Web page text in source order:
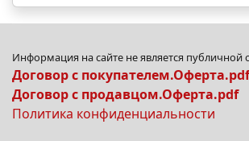
Информация на сайте не является публичной
Договор с покупателем.Оферта.pdf
Договор с продавцом.Оферта.pdf
Политика конфиденциальности